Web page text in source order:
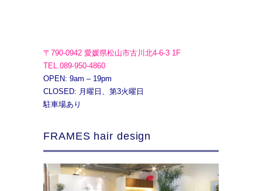
〒790-0942 愛媛県松山市古川北4-6-3 1F
TEL.089-950-4860
OPEN: 9am – 19pm
CLOSED: 月曜日、第3火曜日
駐車場あり
FRAMES hair design